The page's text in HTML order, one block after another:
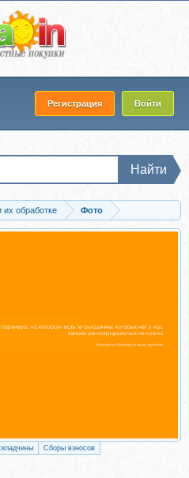
Регистрация Войти
Найти
обработке
Фото
Каютина)
Сборы взносов